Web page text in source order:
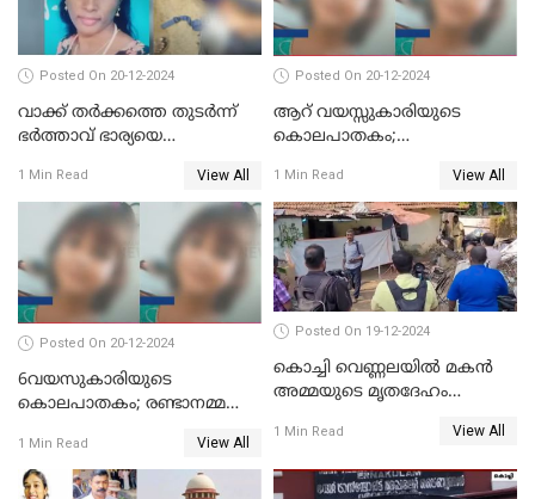
Posted On 20-12-2024
വാക്ക് തര്‍ക്കത്തെ തുടര്‍ന്ന്
ഭര്‍ത്താവ് ഭാര്യയെ
1 Min Read View All
Posted On 20-12-2024
ആറ് വയസ്സുകാരിയുടെ
കൊലപാതകം;
ബന്ധമില്ലെന്ന് സ്ഥിരീകരണം
1 Min Read View All
Posted On 20-12-2024
6വയസുകാരിയുടെ
കൊലപാതകം; രണ്ടാനമ്മയെ
1 Min Read View All
Posted On 19-12-2024
കൊച്ചി വെണ്ണലയില്‍ മകന്‍
അമ്മയുടെ മൃതദേഹം
1 Min Read View All